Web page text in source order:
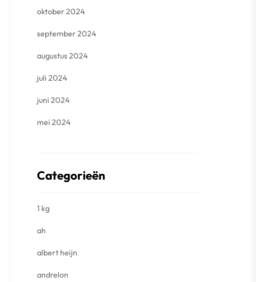
oktober 2024
september 2024
augustus 2024
juli 2024
juni 2024
mei 2024
Categorieën
1 kg
ah
albert heijn
andrelon